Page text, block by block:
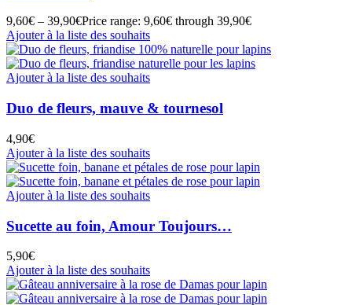
9,60€ – 39,90€Price range: 9,60€ through 39,90€
Ajouter à la liste des souhaits
Ajouter à la liste des souhaits
Duo de fleurs, mauve & tournesol
4,90€
Ajouter à la liste des souhaits
Ajouter à la liste des souhaits
Sucette au foin, Amour Toujours…
5,90€
Ajouter à la liste des souhaits